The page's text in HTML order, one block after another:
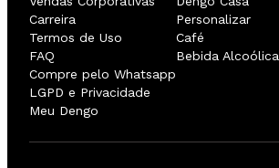
Carreira
Termos de Uso
FAQ
Compre pelo Whatsapp
LGPD e Privacidade
Meu Dengo
Personalizar
Café
Bebida Alcoólica